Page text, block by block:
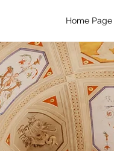
Home Page